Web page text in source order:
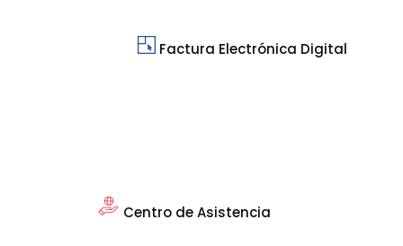
Factura Electrónica Digital
Centro de Asistencia